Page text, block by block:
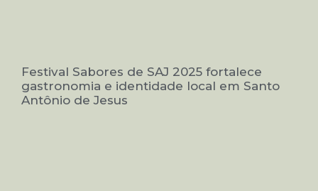
Festival Sabores de SAJ 2025 fortalece
gastronomia e identidade local em Santo
Antônio de Jesus